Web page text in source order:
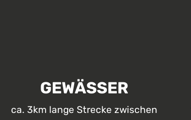
GEWÄSSER
ca. 3km lange Strecke zwischen